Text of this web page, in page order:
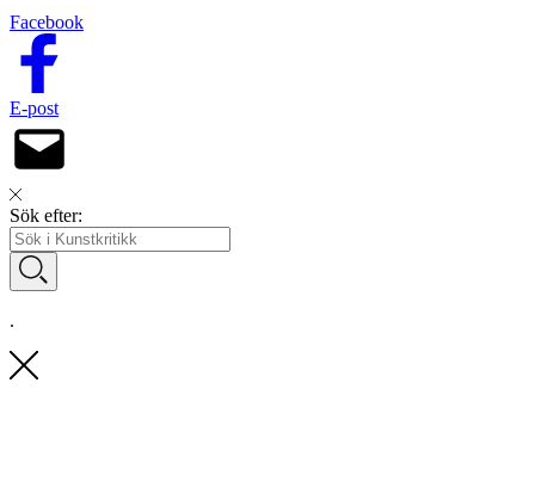
Facebook
E-post
Sök efter:
.